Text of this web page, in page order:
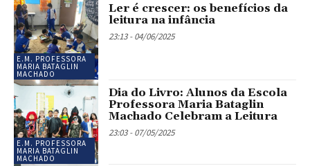
E.M. PROFESSORA
MARIA BATAGLIN
MACHADO
Ler é crescer: os benefícios da
leitura na infância
23:13 - 04/06/2025
E.M. PROFESSORA
MARIA BATAGLIN
MACHADO
Dia do Livro: Alunos da Escola
Professora Maria Bataglin
Machado Celebram a Leitura
23:03 - 07/05/2025